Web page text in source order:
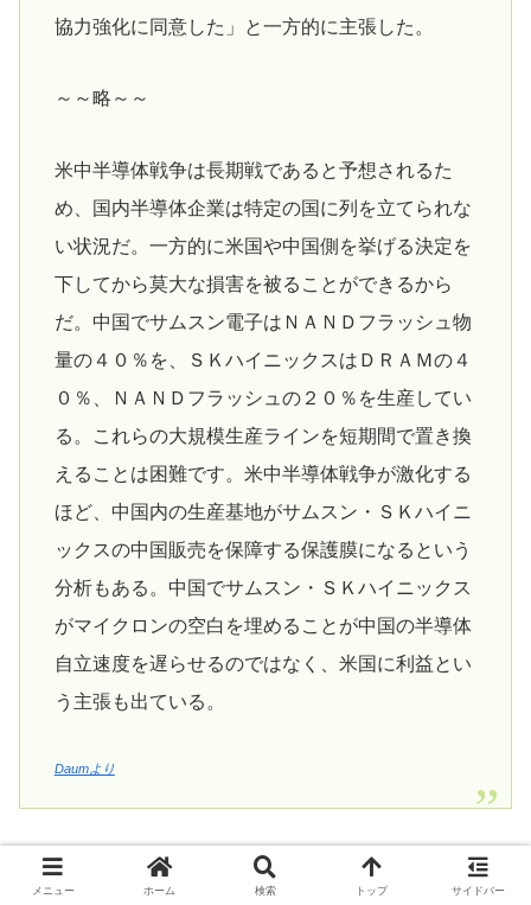
協力強化に同意した」と一方的に主張した。
～～略～～
米中半導体戦争は長期戦であると予想されるた
め、国内半導体企業は特定の国に列を立てられな
い状況だ。一方的に米国や中国側を挙げる決定を
下してから莫大な損害を被ることができるから
だ。中国でサムスン電子はＮＡＮＤフラッシュ物
量の４０％を、ＳＫハイニックスはＤＲＡＭの４
０％、ＮＡＮＤフラッシュの２０％を生産してい
る。これらの大規模生産ラインを短期間で置き換
えることは困難です。米中半導体戦争が激化する
ほど、中国内の生産基地がサムスン・ＳＫハイニ
ックスの中国販売を保障する保護膜になるという
分析もある。中国でサムスン・ＳＫハイニックス
がマイクロンの空白を埋めることが中国の半導体
自立速度を遅らせるのではなく、米国に利益とい
う主張も出ている。
Daumより
機械翻訳を使っているので、中身を誤読している可能性は
若干あるが、概ね分析自体は外れていないように思う。対
メニュー ホーム 検索 トップ サイドバー